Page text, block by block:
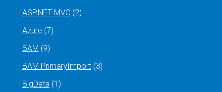
ASP.NET MVC(2)
Azure (7)
BAM (9)
BAM PrimaryImport(3)
BigData(1)